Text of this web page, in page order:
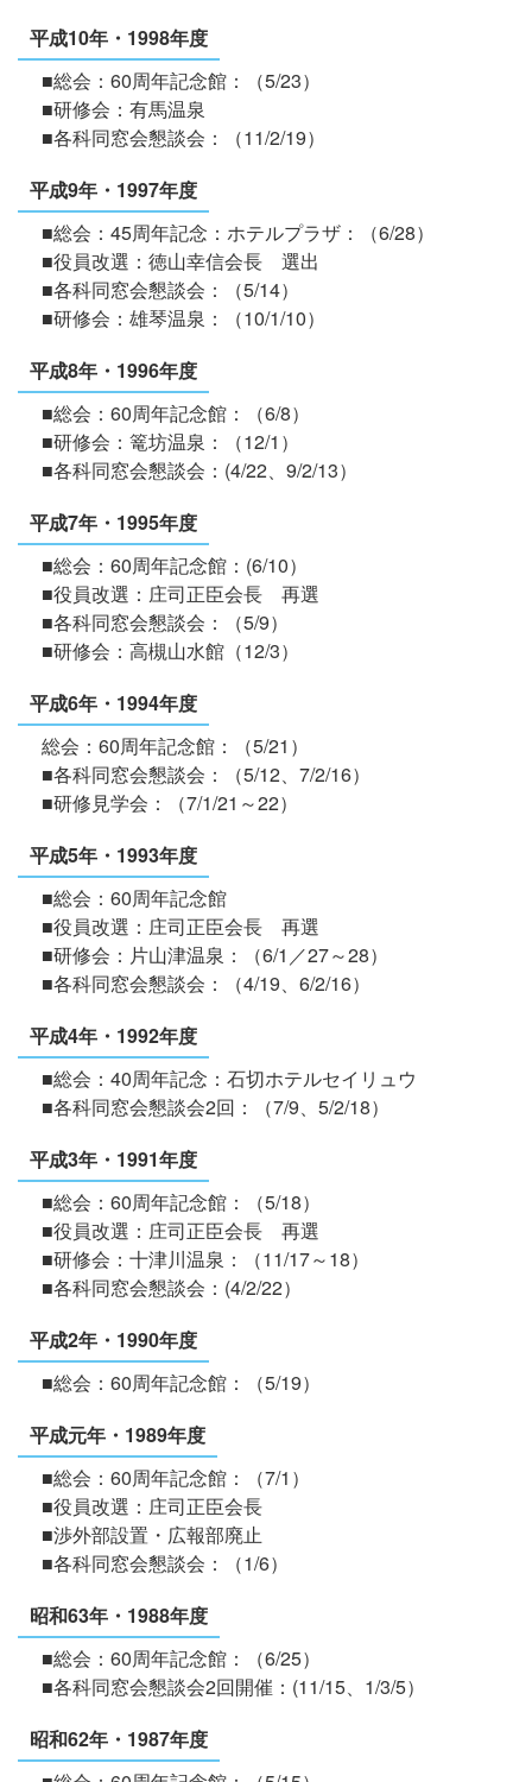
平成10年・1998年度
■総会：60周年記念館：（5/23）
■研修会：有馬温泉
■各科同窓会懇談会：（11/2/19）
平成9年・1997年度
■総会：45周年記念：ホテルプラザ：（6/28）
■役員改選：徳山幸信会長 選出
■各科同窓会懇談会：（5/14）
■研修会：雄琴温泉：（10/1/10）
平成8年・1996年度
■総会：60周年記念館：（6/8）
■研修会：篭坊温泉：（12/1）
■各科同窓会懇談会：(4/22、9/2/13）
平成7年・1995年度
■総会：60周年記念館：(6/10）
■役員改選：庄司正臣会長 再選
■各科同窓会懇談会：（5/9）
■研修会：高槻山水館（12/3）
平成6年・1994年度
総会：60周年記念館：（5/21）
■各科同窓会懇談会：（5/12、7/2/16）
■研修見学会：（7/1/21～22）
平成5年・1993年度
■総会：60周年記念館
■役員改選：庄司正臣会長 再選
■研修会：片山津温泉：（6/1／27～28）
■各科同窓会懇談会：（4/19、6/2/16）
平成4年・1992年度
■総会：40周年記念：石切ホテルセイリュウ
■各科同窓会懇談会2回：（7/9、5/2/18）
平成3年・1991年度
■総会：60周年記念館：（5/18）
■役員改選：庄司正臣会長 再選
■研修会：十津川温泉：（11/17～18）
■各科同窓会懇談会：(4/2/22）
平成2年・1990年度
■総会：60周年記念館：（5/19）
平成元年・1989年度
■総会：60周年記念館：（7/1）
■役員改選：庄司正臣会長
■渉外部設置・広報部廃止
■各科同窓会懇談会：（1/6）
昭和63年・1988年度
■総会：60周年記念館：（6/25）
■各科同窓会懇談会2回開催：(11/15、1/3/5）
昭和62年・1987年度